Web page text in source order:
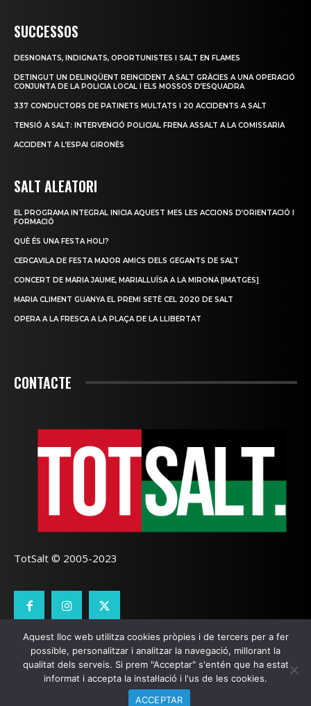
SUCCESSOS
DESNONATS, INDIGNATS, OPORTUNISTES I SALT EN FLAMES
DETINGUT UN DELINQÜENT REINCIDENT A SALT GRÀCIES A UNA OPERACIÓ
CONJUNTA DE LA POLICIA LOCAL I ELS MOSSOS D’ESQUADRA
337 CONDUCTORS DE PATINETS MULTATS I 20 ACCIDENTS A SALT
TENSIÓ A SALT: INTERVENCIÓ POLICIAL FRENA ASSALT A LA COMISSARIA
ACCIDENT A L’ESPAI GIRONÈS
SALT ALEATORI
EL PROGRAMA INTEGRAL INICIA AQUEST MES LES ACCIONS D’ORIENTACIÓ I
FORMACIÓ
QUÈ ÉS UNA FESTA HOLI?
CERCAVILA DE FESTA MAJOR AMICS DELS GEGANTS DE SALT
CONCERT DE MARIA JAUME, MARIALLUÏSA A LA MIRONA [IMATGES]
MARIA CLIMENT GUANYA EL PREMI SETÈ CEL 2020 DE SALT
OPERA A LA FRESCA A LA PLAÇA DE LA LLIBERTAT
CONTACTE
TotSalt © 2005-2023
CONTACTE TOTSALT AVÍS LEGAL GALETES
SEO LOCALI PÀGINES WEB GIRONA ZOOOMWEB
Aquest lloc web utilitza cookies pròpies i de tercers per a fer
possible, personalitzar i analitzar la navegació, millorant la
qualitat dels serveis. Si prem "Acceptar" s'entén que ha estat
informat i accepta la instal·lació i l'us de les cookies.
ACCEPTAR